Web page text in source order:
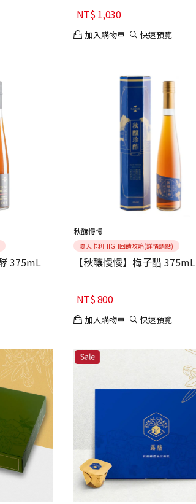
NT$1,030
加入購物車 快速預覽
375mL
秋釀慢慢
夏天卡利HIGH回饋攻略(詳情請點)
【秋釀慢慢】梅子醋 375mL
NT$800
加入購物車 快速預覽